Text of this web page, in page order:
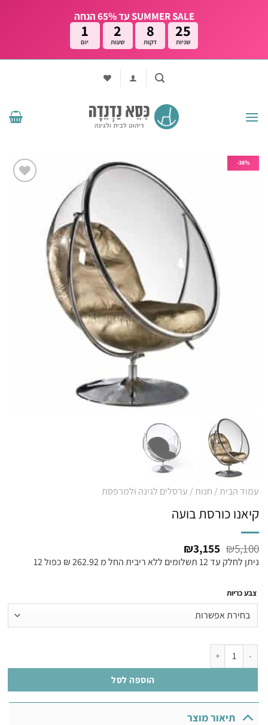
SUMMER SALE עד 65% הנחה
1
יום
2
שעות
8
דקות
24
שניות
38%-
עמוד הבית/ חנות/ ערסלים לגינה ולמרפסת
קיאנו כורסת בועה
₪5,100
₪3,155
ניתן לחלק עד 12 תשלומים ללא ריבית החל מ 262.92 ₪ כפול 12
צבע כריות
כמות של קיאנו כורסת בועה
הוספה לסל
תיאור מוצר